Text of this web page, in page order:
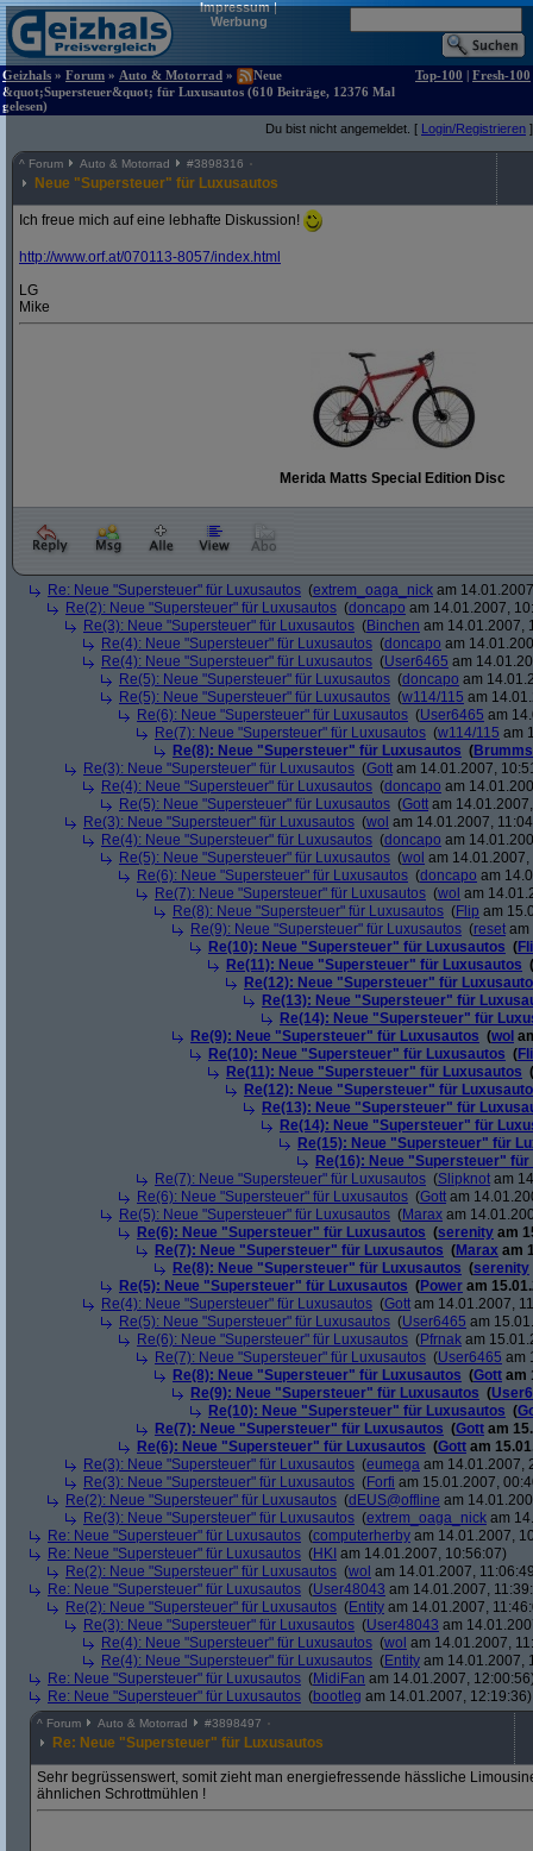
Impressum|
Werbung
Geizhals » Forum » Auto & Motorrad »
Neue
&quot;Supersteuer&quot; für Luxusautos (610 Beiträge, 12376 Mal
gelesen)
Top-100 | Fresh-100
Du bist nicht angemeldet. [ Login/Registrieren ]
^ Forum Auto & Motorrad #3898316
Neue "Supersteuer" für Luxusautos
Ich freue mich auf eine lebhafte Diskussion!
http://www.orf.at/070113-8057/index.html
LG
Mike
Merida Matts Special Edition Disc
Re: Neue "Supersteuer" für Luxusautos (extrem_oaga_nick am
Re(2): Neue "Supersteuer" für Luxusautos (doncapo am 14.01.2007,
Re(3): Neue "Supersteuer" für Luxusautos (Binchen am 14.01.2007,
Re(4): Neue "Supersteuer" für Luxusautos (doncapo am
Re(4): Neue "Supersteuer" für Luxusautos (User6465 am
Re(5): Neue "Supersteuer" für Luxusautos (doncapo am
Re(5): Neue "Supersteuer" für Luxusautos (w114/115 am
Re(6): Neue "Supersteuer" für Luxusautos (User6465 am
Re(7): Neue "Supersteuer" für Luxusautos (w114/115 am
Re(8): Neue "Supersteuer" für Luxusautos (
Re(3): Neue "Supersteuer" für Luxusautos (Gott am 14.01.2007,
Re(4): Neue "Supersteuer" für Luxusautos (doncapo am
Re(5): Neue "Supersteuer" für Luxusautos (Gott am
Re(3): Neue "Supersteuer" für Luxusautos (wol am 14.01.2007,
Re(4): Neue "Supersteuer" für Luxusautos (doncapo am
Re(5): Neue "Supersteuer" für Luxusautos (wol am 14.01.2007,
Re(6): Neue "Supersteuer" für Luxusautos (doncapo am
Re(7): Neue "Supersteuer" für Luxusautos (wol am
Re(8): Neue "Supersteuer" für Luxusautos (Flip am
Re(9): Neue "Supersteuer" für Luxusautos (reset am
Re(10): Neue "Supersteuer" für Luxusautos (
Re(11): Neue "Supersteuer" für Luxusautos (
Re(12): Neue "Supersteuer" für
Re(13): Neue "Supersteuer" für
Re(14): Neue "Supersteuer" für
Re(9): Neue "Supersteuer" für Luxusautos (wol
Re(10): Neue "Supersteuer" für Luxusautos (
Re(11): Neue "Supersteuer" für Luxusautos (
Re(12): Neue "Supersteuer" für
Re(13): Neue "Supersteuer" für
Re(14): Neue "Supersteuer" für
Re(15): Neue "Supersteuer" für
Re(16): Neue "Supersteuer"
Re(7): Neue "Supersteuer" für Luxusautos (Slipknot am
Re(6): Neue "Supersteuer" für Luxusautos (Gott am
Re(5): Neue "Supersteuer" für Luxusautos (Marax am
Re(6): Neue "Supersteuer" für Luxusautos (serenity am
Re(7): Neue "Supersteuer" für Luxusautos (Marax am
Re(8): Neue "Supersteuer" für Luxusautos (serenity
Re(5): Neue "Supersteuer" für Luxusautos (Power am
Re(4): Neue "Supersteuer" für Luxusautos (Gott am 14.01.2007,
Re(5): Neue "Supersteuer" für Luxusautos (User6465 am
Re(6): Neue "Supersteuer" für Luxusautos (Pfrnak am
Re(7): Neue "Supersteuer" für Luxusautos (User6465 am
Re(8): Neue "Supersteuer" für Luxusautos (Gott am
Re(9): Neue "Supersteuer" für Luxusautos (
Re(10): Neue "Supersteuer" für Luxusautos (
Re(7): Neue "Supersteuer" für Luxusautos (Gott am
Re(6): Neue "Supersteuer" für Luxusautos (Gott am
Re(3): Neue "Supersteuer" für Luxusautos (eumega am 14.01.2007,
Re(3): Neue "Supersteuer" für Luxusautos (Forfi am 15.01.2007,
Re(2): Neue "Supersteuer" für Luxusautos (dEUS@offline am
Re(3): Neue "Supersteuer" für Luxusautos (extrem_oaga_nick am
Re: Neue "Supersteuer" für Luxusautos (computerherby am 14.01.2007,
Re: Neue "Supersteuer" für Luxusautos (HKI am 14.01.2007, 10:56:07)
Re(2): Neue "Supersteuer" für Luxusautos (wol am 14.01.2007,
Re: Neue "Supersteuer" für Luxusautos (User48043 am 14.01.2007,
Re(2): Neue "Supersteuer" für Luxusautos (Entity am 14.01.2007,
Re(3): Neue "Supersteuer" für Luxusautos (User48043 am
Re(4): Neue "Supersteuer" für Luxusautos (wol am 14.01.2007,
Re(4): Neue "Supersteuer" für Luxusautos (Entity am 14.01.2007,
Re: Neue "Supersteuer" für Luxusautos (MidiFan am 14.01.2007,
Re: Neue "Supersteuer" für Luxusautos (bootleg am 14.01.2007, 12:19:36)
^ Forum Auto & Motorrad #3898497
Re: Neue "Supersteuer" für Luxusautos
Sehr begrüssenswert, somit zieht man energiefressende hässliche
ähnlichen Schrottmühlen !